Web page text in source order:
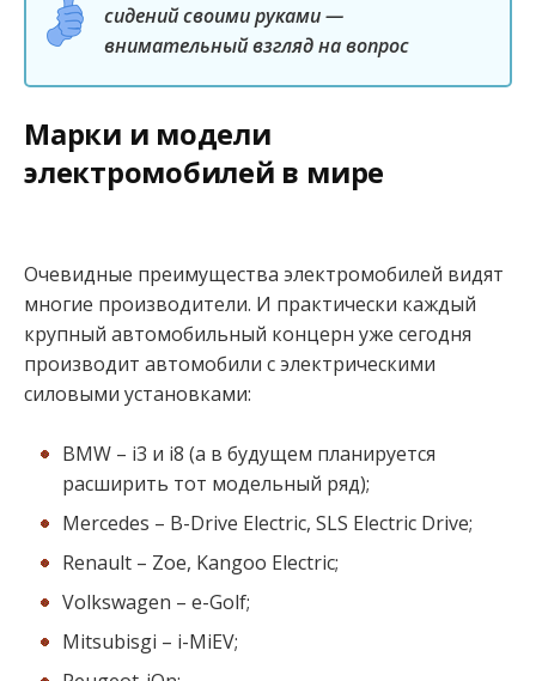
сидений своими руками —
внимательный взгляд на вопрос
Марки и модели
электромобилей в мире
Очевидные преимущества электромобилей видят
многие производители. И практически каждый
крупный автомобильный концерн уже сегодня
производит автомобили с электрическими
силовыми установками:
BMW – i3 и i8 (а в будущем планируется
расширить тот модельный ряд);
Mercedes – В-Drive Electric, SLS Electric Drive;
Renault – Zoe, Kangoo Electric;
Volkswagen – e-Golf;
Mitsubisgi – i-MiEV;